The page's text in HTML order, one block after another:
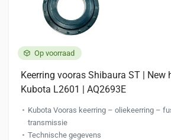
Op voorraad
Keerring vooras Shibaura ST | New
Kubota L2601 | AQ2693E
Kubota Vooras keerring – oliekeerring –
transmissie
Technische gegevens